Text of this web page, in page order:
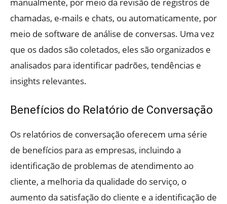
manualmente, por meio da revisão de registros de
chamadas, e-mails e chats, ou automaticamente, por
meio de software de análise de conversas. Uma vez
que os dados são coletados, eles são organizados e
analisados para identificar padrões, tendências e
insights relevantes.
Benefícios do Relatório de Conversação
Os relatórios de conversação oferecem uma série
de benefícios para as empresas, incluindo a
identificação de problemas de atendimento ao
cliente, a melhoria da qualidade do serviço, o
aumento da satisfação do cliente e a identificação de